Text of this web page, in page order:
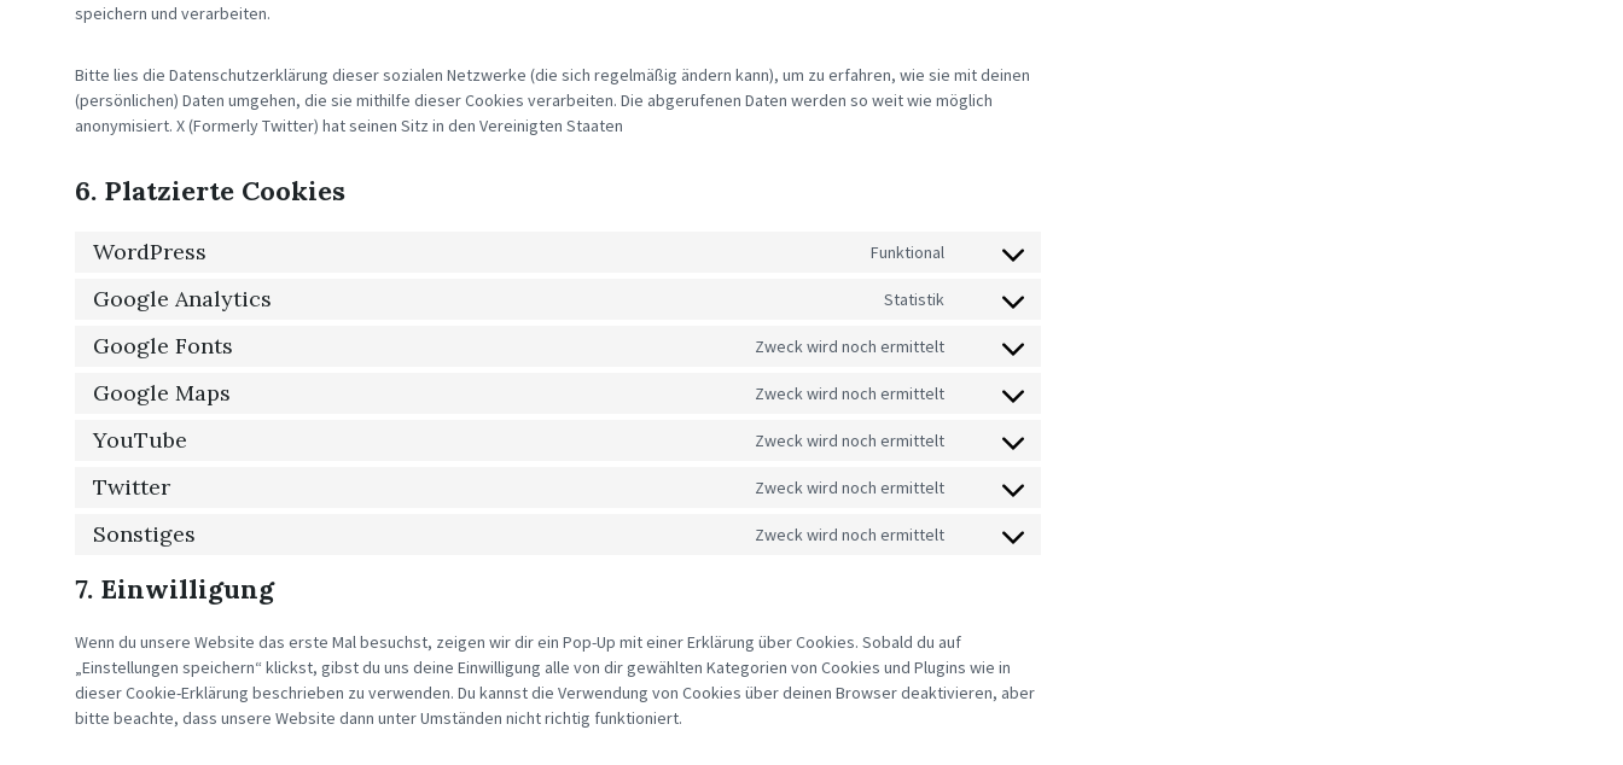
speichern und verarbeiten.
Bitte lies die Datenschutzerklärung dieser sozialen Netzwerke (die sich regelmäßig ändern kann), um zu erfahren, wie sie mit deinen
(persönlichen) Daten umgehen, die sie mithilfe dieser Cookies verarbeiten. Die abgerufenen Daten werden so weit wie möglich
anonymisiert. X (Formerly Twitter) hat seinen Sitz in den Vereinigten Staaten
6. Platzierte Cookies
WordPress Funktional
CONSENT
SERVICE
WORDPRESS
Google Analytics Statistik
CONSENT
SERVICE
GOOGLE-
Google Fonts Zweck wird noch ermittelt
CONSENT
SERVICE
GOOGLE-
Google Maps Zweck wird noch ermittelt
CONSENT
SERVICE
GOOGLE-
YouTube Zweck wird noch ermittelt
CONSENT
SERVICE
YOUTUBE
Twitter Zweck wird noch ermittelt
CONSENT
SERVICE
TWITTER
Sonstiges Zweck wird noch ermittelt
CONSENT
7. Einwilligung
Wenn du unsere Website das erste Mal besuchst, zeigen wir dir ein Pop-Up mit einer Erklärung über Cookies. Sobald du auf
„Einstellungen speichern“ klickst, gibst du uns deine Einwilligung alle von dir gewählten Kategorien von Cookies und Plugins wie in
dieser Cookie-Erklärung beschrieben zu verwenden. Du kannst die Verwendung von Cookies über deinen Browser deaktivieren, aber
bitte beachte, dass unsere Website dann unter Umständen nicht richtig funktioniert.